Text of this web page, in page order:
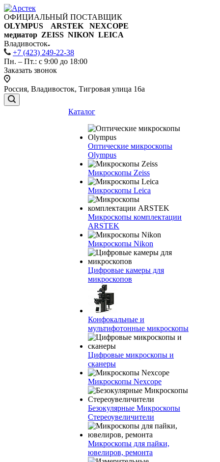
ОФИЦИАЛЬНЫЙ ПОСТАВЩИК
OLYMPUS ARSTEK NEXCOPE
медиатор ZEISS NIKON LEICA
Владивосток
+7 (423) 249-22-38
Пн. – Пт.: с 9:00 до 18:00
Заказать звонок
Россия, Владивосток, Тигровая улица 16а
Каталог
Оптические микроскопы
Olympus
Микроскопы Zeiss
Микроскопы Leica
Микроскопы комплектации
ARSTEK
Микроскопы Nikon
Цифровые камеры для
микроскопов
Конфокальные и
мультифотонные микроскопы
Цифровые микроскопы и
сканеры
Микроскопы Nexcope
Безокулярные Микроскопы
Стереоувеличители
Микроскопы для пайки,
ювелиров, ремонта